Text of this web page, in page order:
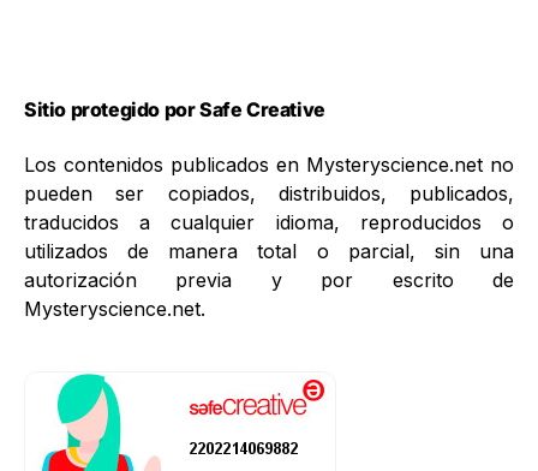
Sitio protegido por Safe Creative
Los contenidos publicados en Mysteryscience.net no
pueden ser copiados, distribuidos, publicados,
traducidos a cualquier idioma, reproducidos o
utilizados de manera total o parcial, sin una
autorización previa y por escrito de
Mysteryscience.net.